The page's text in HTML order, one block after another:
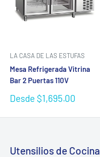
LA CASA DE LAS ESTUFAS
Mesa Refrigerada Vitrina
Bar 2 Puertas 110V
Precio
venta
Desde $1,695.00
Utensilios de Cocina